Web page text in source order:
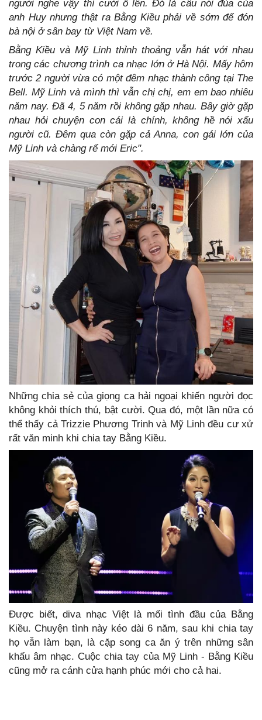
người nghe vậy thì cười ồ lên. Đó là câu nói đùa của
anh Huy nhưng thật ra Bằng Kiều phải về sớm để đón
bà nội ở sân bay từ Việt Nam về.
Bằng Kiều và Mỹ Linh thỉnh thoảng vẫn hát với nhau
trong các chương trình ca nhạc lớn ở Hà Nội. Mấy hôm
trước 2 người vừa có một đêm nhạc thành công tại The
Bell. Mỹ Linh và mình thì vẫn chị chị, em em bao nhiêu
năm nay. Đã 4, 5 năm rồi không gặp nhau. Bây giờ gặp
nhau hỏi chuyện con cái là chính, không hề nói xấu
người cũ. Đêm qua còn gặp cả Anna, con gái lớn của
Mỹ Linh và chàng rể mới Eric".
Những chia sẻ của giọng ca hải ngoại khiến người đọc
không khỏi thích thú, bật cười. Qua đó, một lần nữa có
thể thấy cả Trizzie Phương Trinh và Mỹ Linh đều cư xử
rất văn minh khi chia tay Bằng Kiều.
Được biết, diva nhạc Việt là mối tình đầu của Bằng
Kiều. Chuyện tình này kéo dài 6 năm, sau khi chia tay
họ vẫn làm bạn, là cặp song ca ăn ý trên những sân
khấu âm nhạc. Cuộc chia tay của Mỹ Linh - Bằng Kiều
cũng mở ra cánh cửa hạnh phúc mới cho cả hai.